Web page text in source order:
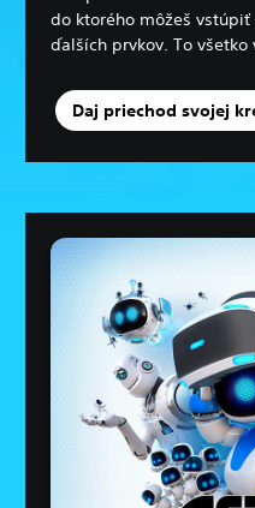
do ktorého môžeš
ďalších prvkov. To všetko
Daj priechod svojej